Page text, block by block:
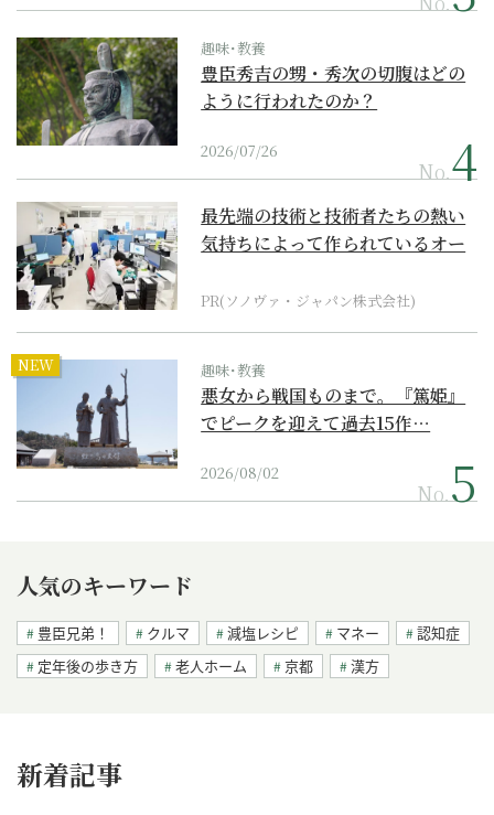
趣味･教養
豊臣秀吉の甥・秀次の切腹はどの
ように行われたのか？
2026/07/26
No.
最先端の技術と技術者たちの熱い
気持ちによって作られているオー
PR(ソノヴァ・ジャパン株式会社)
NEW 趣味･教養
悪女から戦国ものまで。『篤姫』
でピークを迎えて過去15作…
2026/08/02
No.
人気のキーワード
豊臣兄弟！ クルマ 減塩レシピ マネー
認知症
定年後の歩き方
老人ホーム 京都 漢方
新着記事